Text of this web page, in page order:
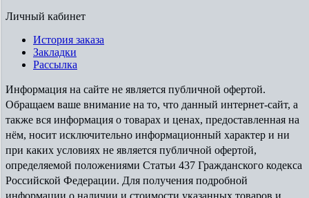
Личный кабинет
История заказа
Закладки
Рассылка
Информация на сайте не является публичной офертой.
Обращаем ваше внимание на то, что данный интернет-сайт, а
также вся информация о товарах и ценах, предоставленная на
нём, носит исключительно информационный характер и ни
при каких условиях не является публичной офертой,
определяемой положениями Статьи 437 Гражданского кодекса
Российской Федерации. Для получения подробной